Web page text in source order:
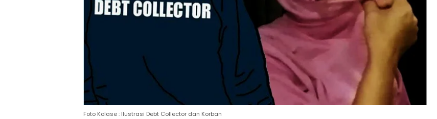
Foto Kolase : Ilustrasi Debt Collector dan Korban